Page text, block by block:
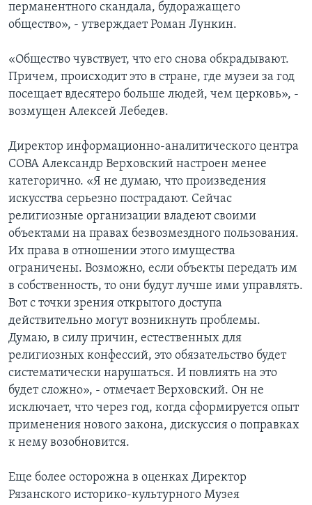
перманентного скандала, будоражащего
общество», - утверждает Роман Лункин.
«Общество чувствует, что его снова обкрадывают.
Причем, происходит это в стране, где музеи за год
посещает вдесятеро больше людей, чем церковь», -
возмущен Алексей Лебедев.
Директор информационно-аналитического центра
СОВА Александр Верховский настроен менее
категорично. «Я не думаю, что произведения
искусства серьезно пострадают. Сейчас
религиозные организации владеют своими
объектами на правах безвозмездного пользования.
Их права в отношении этого имущества
ограничены. Возможно, если объекты передать им
в собственность, то они будут лучше ими управлять.
Вот с точки зрения открытого доступа
действительно могут возникнуть проблемы.
Думаю, в силу причин, естественных для
религиозных конфессий, это обязательство будет
систематически нарушаться. И повлиять на это
будет сложно», - отмечает Верховский. Он не
исключает, что через год, когда сформируется опыт
применения нового закона, дискуссия о поправках
к нему возобновится.
Еще более осторожна в оценках Директор
Рязанского историко-культурного Музея